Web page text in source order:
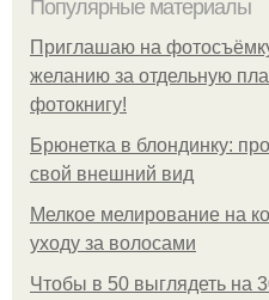
Популярные материалы
Приглашаю на
желанию за отдельную
фотокнигу!
Брюнетка в блондинку:
свой внешний вид
Мелкое мелирование на
уходу за волосами
Чтобы в 50 выглядеть на